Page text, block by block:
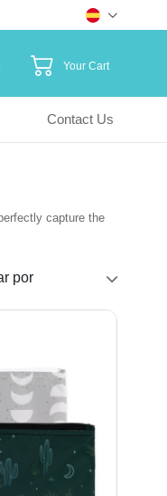
Your Cart
Contact Us
capture the